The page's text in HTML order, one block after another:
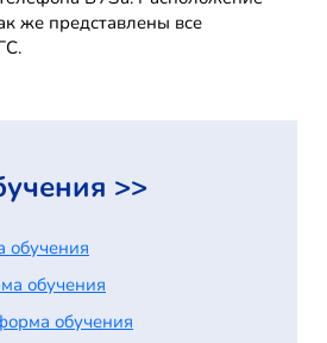
же представлены все
>>
обучения
обучения
обучения